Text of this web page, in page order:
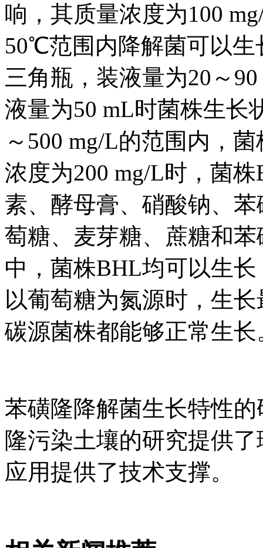
响，其质量浓度为100
50℃范围内降解菌可以
三角瓶，装液量为20～
液量为50 mL时菌株生长
～500 mg/L的范围内，
浓度为200 mg/L时，菌
素、酵母膏、硝酸钠、
萄糖、麦芽糖、蔗糖和
中，菌株BHL均可以生
以葡萄糖为氮源时，生
碳源菌株都能够正常生长
苯磺隆降解菌生长特性
隆污染土壤的研究提供
应用提供了技术支撑。